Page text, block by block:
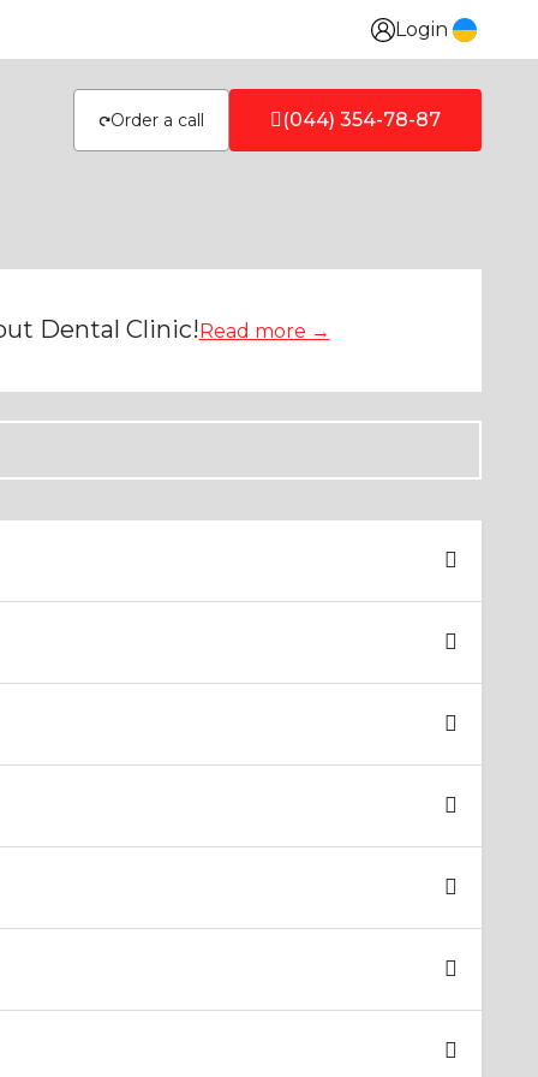
Login
Order a call (044) 354-78-87
Dental Clinic!Read more →